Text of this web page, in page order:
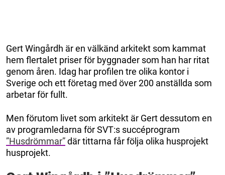
Gert Wingårdh är en välkänd arkitekt som kammat
hem flertalet priser för byggnader som han har ritat
genom åren. Idag har profilen tre olika kontor i
Sverige och ett företag med över 200 anställda som
arbetar för fullt.
Men förutom livet som arkitekt är Gert dessutom en
av programledarna för SVT:s succéprogram
”Husdrömmar”där tittarna får följa olika husprojekt
husprojekt.